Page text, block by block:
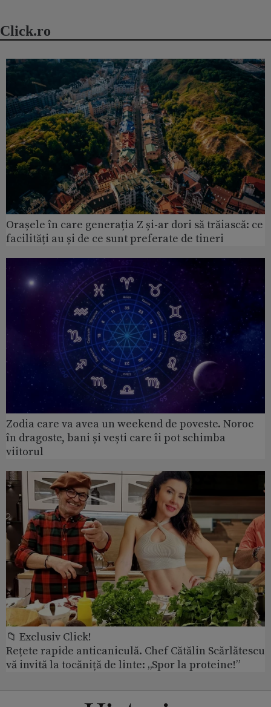
Click.ro
Orașele în care generația Z și-ar dori să trăiască: ce
facilități au și de ce sunt preferate de tineri
Zodia care va avea un weekend de poveste. Noroc
în dragoste, bani și vești care îi pot schimba
viitorul
📁 Exclusiv Click!
Rețete rapide anticaniculă. Chef Cătălin Scărlătescu
vă invită la tocăniță de linte: „Spor la proteine!”